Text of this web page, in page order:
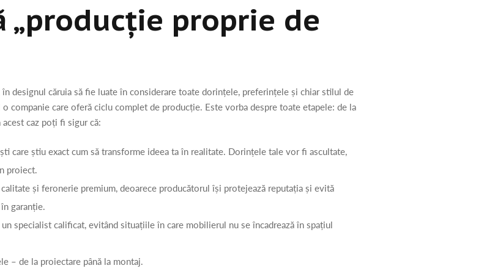
„producție proprie de
designul căruia să fie luate în considerare toate dorințele, preferințele și chiar stilul de
companie care oferă ciclu complet de producție. Este vorba despre toate etapele: de la
caz poți fi sigur că:
care știu exact cum să transforme ideea ta în realitate. Dorințele tale vor fi ascultate,
proiect.
și feronerie premium, deoarece producătorul își protejează reputația și evită
garanție.
specialist calificat, evitând situațiile în care mobilierul nu se încadrează în spațiul
– de la proiectare până la montaj.